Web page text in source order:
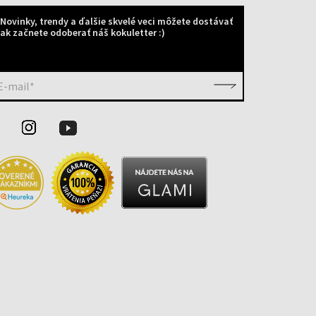
Novinky, trendy a ďalšie skvelé veci môžete dostávať
ak začnete odoberať náš kokuletter :)
mail*